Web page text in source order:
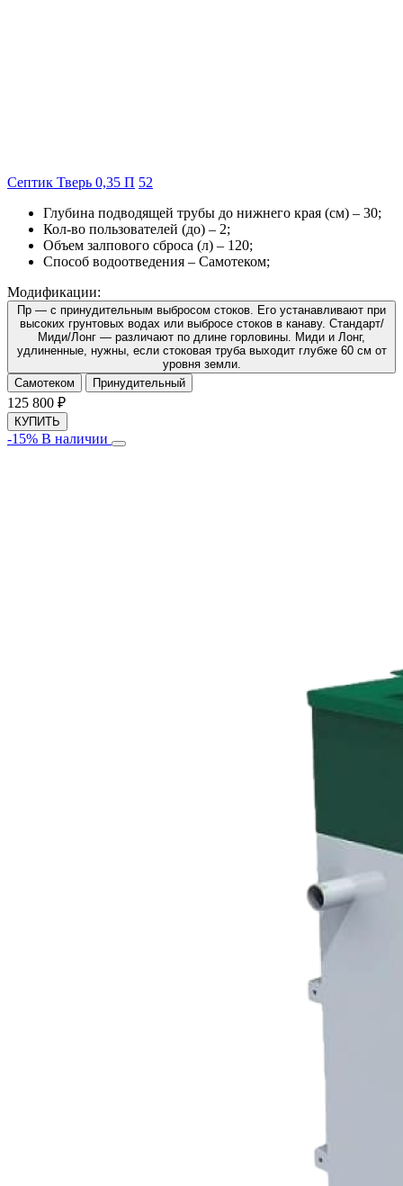
Септик Тверь 0,35 П 52
Глубина подводящей трубы до нижнего края (см) – 30;
Кол-во пользователей (до) – 2;
Объем залпового сброса (л) – 120;
Способ водоотведения – Самотеком;
Модификации:
Пр — с принудительным выбросом стоков. Его устанавливают при
высоких грунтовых водах или выбросе стоков в канаву. Стандарт/
Миди/Лонг — различают по длине горловины. Миди и Лонг,
удлиненные, нужны, если стоковая труба выходит глубже 60 см от
уровня земли.
Самотеком
Принудительный
125 800 ₽
КУПИТЬ
-15% В наличии